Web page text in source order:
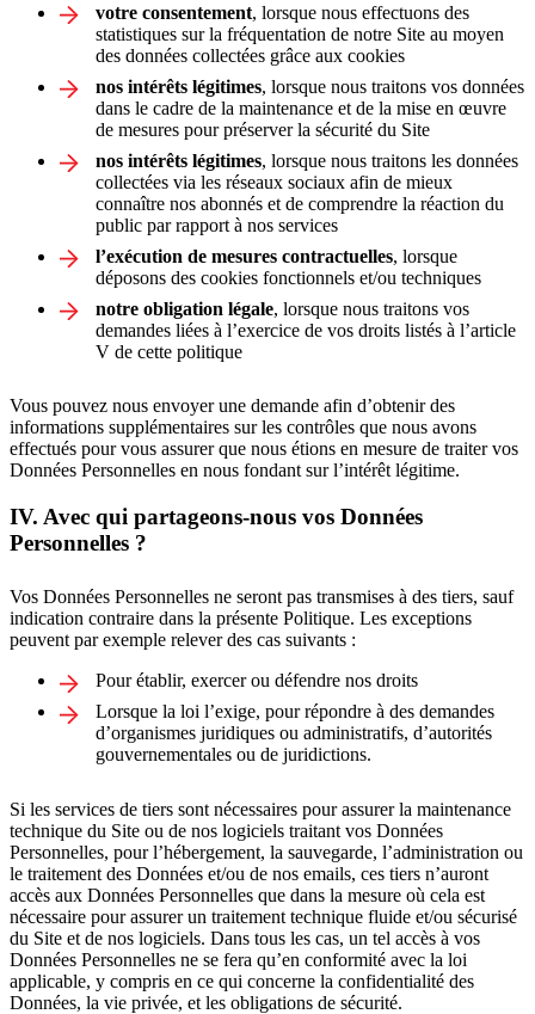
votre consentement, lorsque nous effectuons des
statistiques sur la fréquentation de notre Site au moyen
des données collectées grâce aux cookies
nos intérêts légitimes, lorsque nous traitons vos données
dans le cadre de la maintenance et de la mise en œuvre
de mesures pour préserver la sécurité du Site
nos intérêts légitimes, lorsque nous traitons les données
collectées via les réseaux sociaux afin de mieux
connaître nos abonnés et de comprendre la réaction du
public par rapport à nos services
l’exécution de mesures contractuelles, lorsque
déposons des cookies fonctionnels et/ou techniques
notre obligation légale, lorsque nous traitons vos
demandes liées à l’exercice de vos droits listés à l’article
V de cette politique
Vous pouvez nous envoyer une demande afin d’obtenir des
informations supplémentaires sur les contrôles que nous avons
effectués pour vous assurer que nous étions en mesure de traiter vos
Données Personnelles en nous fondant sur l’intérêt légitime.
IV. Avec qui partageons-nous vos Données
Personnelles ?
Vos Données Personnelles ne seront pas transmises à des tiers, sauf
indication contraire dans la présente Politique. Les exceptions
peuvent par exemple relever des cas suivants :
Pour établir, exercer ou défendre nos droits
Lorsque la loi l’exige, pour répondre à des demandes
d’organismes juridiques ou administratifs, d’autorités
gouvernementales ou de juridictions.
Si les services de tiers sont nécessaires pour assurer la maintenance
technique du Site ou de nos logiciels traitant vos Données
Personnelles, pour l’hébergement, la sauvegarde, l’administration ou
le traitement des Données et/ou de nos emails, ces tiers n’auront
accès aux Données Personnelles que dans la mesure où cela est
nécessaire pour assurer un traitement technique fluide et/ou sécurisé
du Site et de nos logiciels. Dans tous les cas, un tel accès à vos
Données Personnelles ne se fera qu’en conformité avec la loi
applicable, y compris en ce qui concerne la confidentialité des
Données, la vie privée, et les obligations de sécurité.